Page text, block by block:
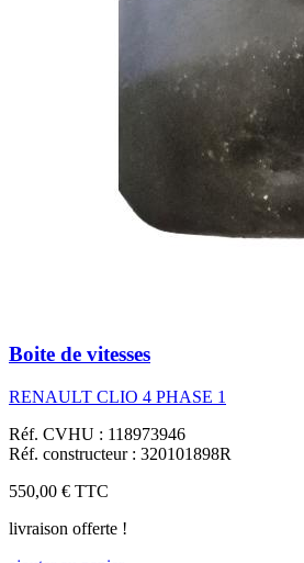
Boite de vitesses
RENAULT CLIO 4 PHASE 1
Réf. CVHU : 118973946
Réf. constructeur : 320101898R
550,00 € TTC
livraison offerte !